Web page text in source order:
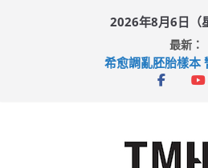
2026年8月6日（
最新：
希愈調亂胚胎樣本
足球盛會次場激戰 祖